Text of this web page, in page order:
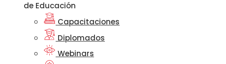
de Educación
Capacitaciones
Diplomados
Webinars